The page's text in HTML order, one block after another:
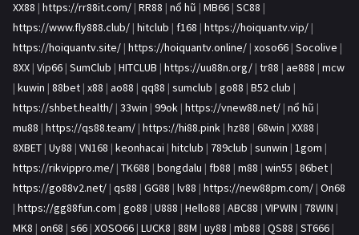
XX88 | https://rr88it.com/ | RR88 | nổ hũ | MB66 | SC88 |
https://www.fly888.club/ | hitclub | f168 | https://hoiquantv.vip/ |
https://hoiquantv.site/ | https://hoiquantv.online/ | xoso66 | Socolive |
8XX | Vip66 | SumClub | HITCLUB | https://uu88n.org/ | tr88 | ae888 | mcw
| kuwin | 88bet | x88 | ao88 | qq88 | sumclub | go88 | B52 club |
https://shbet.health/ | 33win | 99ok | https://vnew88.net/ | nổ hũ |
mu88 | https://qs88.team/ | https://hi88.pink | hz88 | 68win | XX88 |
8XBET | Uy88 | VN168 | keonhacai | hitclub | 789club | sunwin | 1gom |
https://rikvippro.me/ | TK688 | bongdalu | fb88 | m88 | win55 | 86bet |
https://go88v2.net/ | qs88 | GG88 | lv88 | https://new88pm.com/ | On68
| https://gg88fun.com | go88 | U888 | Hello88 | ABC88 | VIPWIN | 78WIN |
MK8 | on68 | s66 | XOSO66 | LUCK8 | 88M | uy88 | mb88 | QS88 | ST666 |